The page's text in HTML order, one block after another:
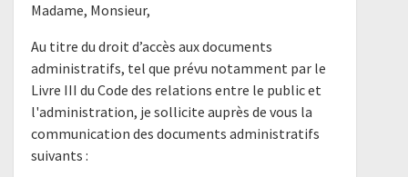
Madame, Monsieur,
Au titre du droit d’accès aux documents
administratifs, tel que prévu notamment par le
Livre III du Code des relations entre le public et
l'administration, je sollicite auprès de vous la
communication des documents administratifs
suivants :